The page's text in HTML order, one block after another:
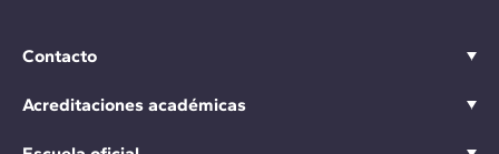
Contacto
Acreditaciones académicas